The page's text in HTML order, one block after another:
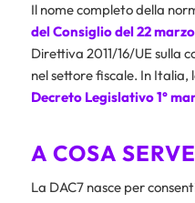
Il nome completo della
del Consiglio del 22
Direttiva 2011/16/UE sulla
nel settore fiscale. In
Decreto Legislativo 1°
A COSA
La DAC7 nasce per